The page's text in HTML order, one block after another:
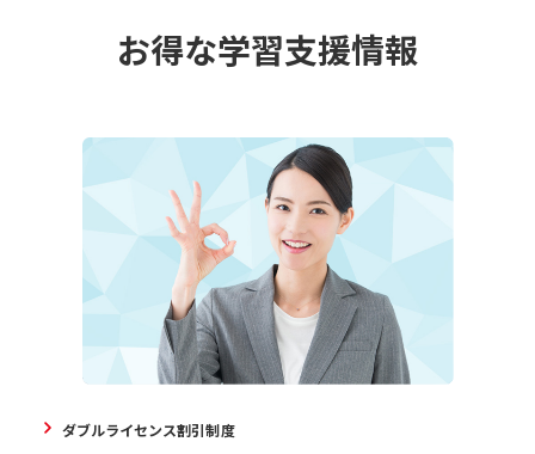
お得な学習支援情報
ダブルライセンス割引制度